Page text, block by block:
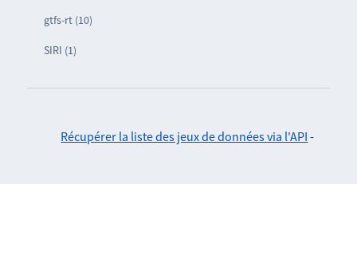
gtfs-rt (10)
SIRI (1)
Récupérer la liste des jeux de données via l'API -